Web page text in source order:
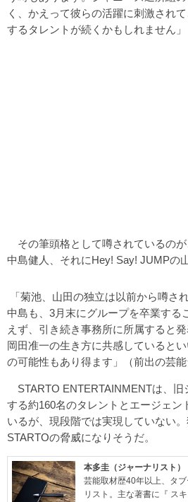
く、かえって彼らの活躍に刺激され
するタレントが続くかもしれません」
その筆頭格として噂されているのが
中島健人、それにHey! Say! JUMPの
「菊池、山田の独立は以前から噂さ
中島も、3月末にグループを卒業する
えず、引き続き事務所に所属すると
岡田准一の生き方に共感していると
の可能性もあり得ます」（前出の芸能
STARTO ENTERTAINMENTは、旧
する約160名のタレントとエージェン
いるが、現段階では実現していない。
STARTOの脅威になりそうだ。
本多圭（ジャーナリスト）
芸能取材歴40年以上、タ
リスト。主な著書に『 ス